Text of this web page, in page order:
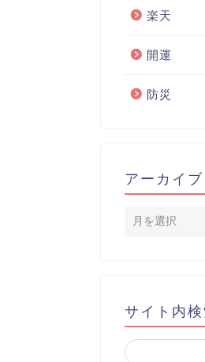
楽天
開運
防災
アーカイブ
サイト内検